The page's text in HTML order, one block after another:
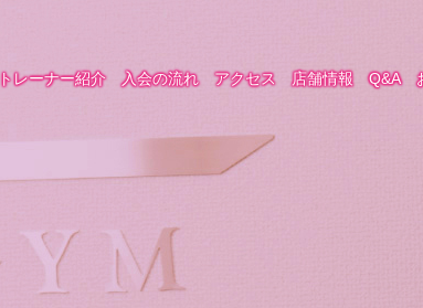
トレーナー紹介 入会の流れ アクセス 店舗情報 Q&A